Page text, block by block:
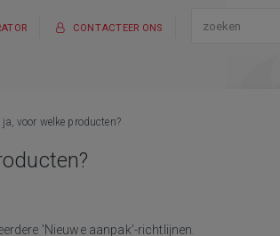
CONTACTEER ONS
voor welke producten?
'Nieuwe aanpak'-richtlijnen.